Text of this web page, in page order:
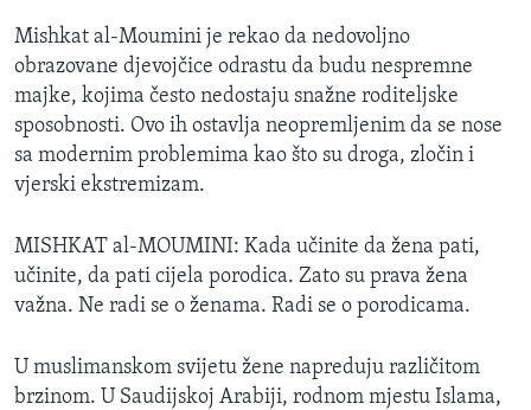
Mishkat al-Moumini je rekao da nedovoljno
obrazovane djevojčice odrastu da budu nespremne
majke, kojima često nedostaju snažne roditeljske
sposobnosti. Ovo ih ostavlja neopremljenim da se nose
sa modernim problemima kao što su droga, zločin i
vjerski ekstremizam.
MISHKAT al-MOUMINI: Kada učinite da žena pati,
učinite, da pati cijela porodica. Zato su prava žena
važna. Ne radi se o ženama. Radi se o porodicama.
U muslimanskom svijetu žene napreduju različitom
brzinom. U Saudijskoj Arabiji, rodnom mjestu Islama,